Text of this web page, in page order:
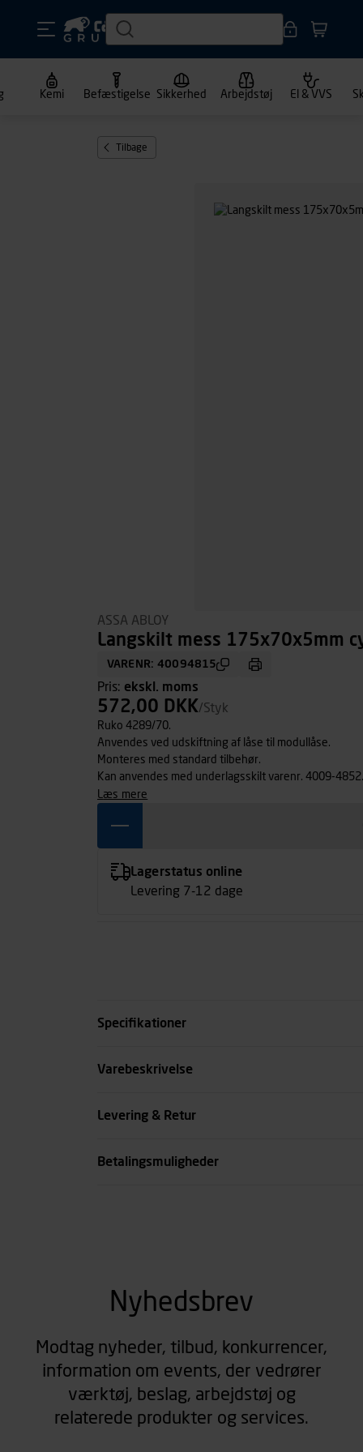
Kemi Befæstigelse Sikkerhed Arbejdstøj El & VVS
Tilbage
ASSA ABLOY
Langskilt mess 175x70x5mm
VARENR: 40094815
Pris: ekskl. moms
572,00 DKK/Styk
Ruko 4289/70.
Anvendes ved udskiftning af låse til modullåse.
Monteres med standard tilbehør.
Kan anvendes med underlagsskilt varenr. 4009-4852.
læs mere
Lagerstatus online
Levering 7-12 dage
Specifikationer
Overflade
Varebeskrivelse
Levering & Retur
Betalingsmuligheder
Nyhedsbrev
Modtag nyheder, tilbud, konkurrencer,
information om events, der vedrører
værktøj, beslag, arbejdstøj og
relaterede produkter og services.